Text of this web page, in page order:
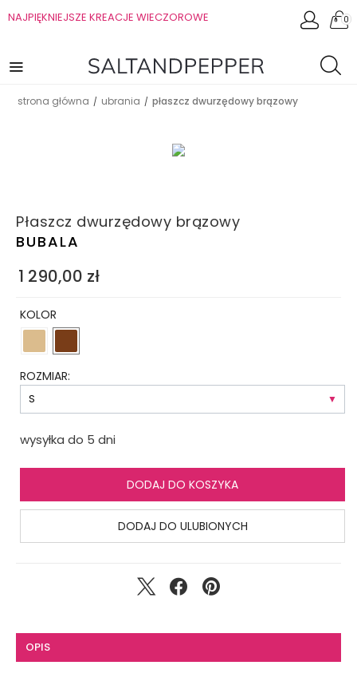
NAJPIĘKNIEJSZE KREACJE WIECZOROWE 0
strona główna / ubrania / płaszcz dwurzędowy brązowy
Płaszcz dwurzędowy brązowy
BUBALA
1 290,00 zł
KOLOR
ROZMIAR:
wysyłka do 5 dni
DODAJ DO KOSZYKA
DODAJ DO ULUBIONYCH
OPIS